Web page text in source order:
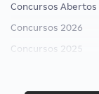
Concursos Abertos
Concursos 2026
Concursos 2025
Concurso Ibama